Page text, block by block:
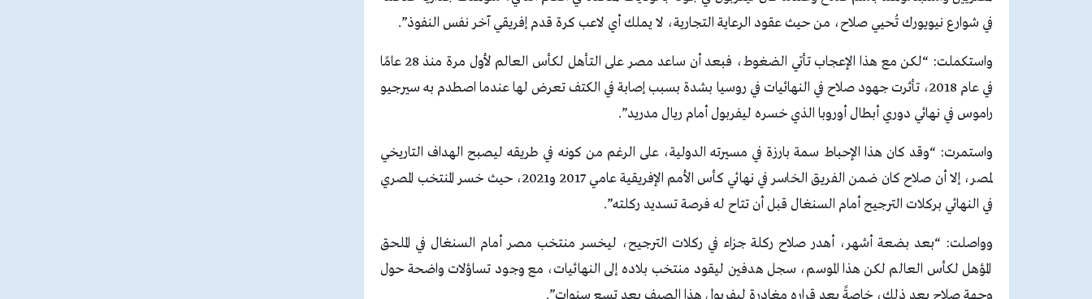
في شوارع نيويورك تُحيي صلاح، من حيث عقود الرعاية التجارية، لا يملك أي لاعب كرة قدم إفريقي آخر نفس النفوذ”.
واستكملت: “لكن مع هذا الإعجاب تأتي الضغوط، فبعد أن ساعد مصر على التأهل لكأس العالم لأول مرة منذ 28 عامًا
في عام 2018، تأثرت جهود صلاح في النهائيات في روسيا بشدة بسبب إصابة في الكتف تعرض لها عندما اصطدم به سيرجيو
راموس في نهائي دوري أبطال أوروبا الذي خسره ليفربول أمام ريال مدريد”.
واستمرت: “وقد كان هذا الإحباط سمة بارزة في مسيرته الدولية، على الرغم من كونه في طريقه ليصبح الهداف التاريخي
لمصر، إلا أن صلاح كان ضمن الفريق الخاسر في نهائي كأس الأمم الإفريقية عامي 2017 و2021، حيث خسر المنتخب المصري
في النهائي بركلات الترجيح أمام السنغال قبل أن تتاح له فرصة تسديد ركلته”.
وواصلت: “بعد بضعة أشهر، أهدر صلاح ركلة جزاء في ركلات الترجيح، ليخسر منتخب مصر أمام السنغال في الملحق
المؤهل لكأس العالم لكن هذا الموسم، سجل هدفين ليقود منتخب بلاده إلى النهائيات، مع وجود تساؤلات واضحة حول
وجهة صلاح بعد ذلك، خاصةً بعد قراره مغادرة ليفربول هذا الصيف بعد تسع سنوات”.